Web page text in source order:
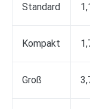
Standard
Kompakt
Groß